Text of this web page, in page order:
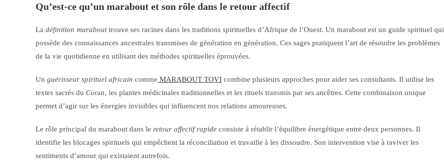
Qu’est-ce qu’un marabout et son rôle dans le retour affectif
La définition marabouttrouve ses racines dans les traditions spirituelles d’Afrique de l’Ouest. Un marabout est un guide spirituel qui
possède des connaissances ancestrales transmises de génération en génération. Ces sages pratiquent l’art de résoudre les problèmes
de la vie quotidienne en utilisant des méthodes spirituelles éprouvées.
Un guérisseur spirituel africain comme MARABOUT TOVI combine plusieurs approches pour aider ses consultants. Il utilise les
textes sacrés du Coran, les plantes médicinales traditionnelles et les rituels transmis par ses ancêtres. Cette combinaison unique
permet d’agir sur les énergies invisibles qui influencent nos relations amoureuses.
Le rôle principal du marabout dans le retour affectif rapide consiste à rétablir l’équilibre énergétique entre deux personnes. Il
identifie les blocages spirituels qui empêchent la réconciliation et travaille à les dissoudre. Son intervention vise à raviver les
sentiments d’amour qui existaient autrefois.